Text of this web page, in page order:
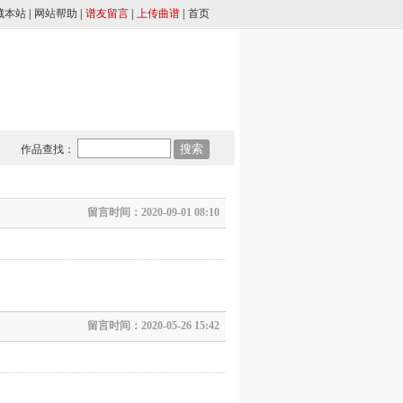
本站 网站帮助 谱友留言 上传曲谱 首页
作品查找：
留言时间：2020-09-01 08:10
留言时间：2020-05-26 15:42